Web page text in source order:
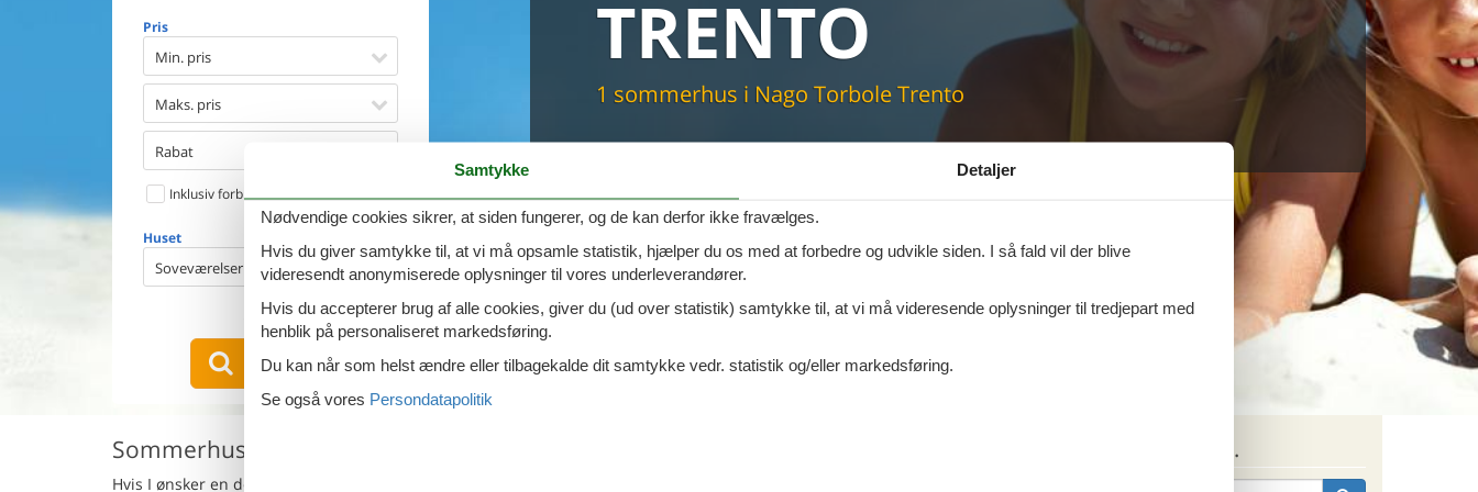
Pris
Min. pris
Maks. pris
Rabat
Inklusiv forbrug
Huset
Soveværelser
emne
VIS HUSE
Gode fiskeforhold
Indhegnet område
Aircondition
Ladestander til elbil
Energivenligt
TRENTO
1 sommerhus i Nago Torbole Trento
Sommerhus med hund i Nago-Torbole gennem Cofman
Hvis I ønsker en dejlig ferie med hund i
Søg efter husnr.
Samtykke Detaljer
Nødvendige cookies sikrer, at siden fungerer, og de kan derfor ikke fravælges.
Hvis du giver samtykke til, at vi må opsamle statistik, hjælper du os med at forbedre og udvikle siden. I så fald vil der blive
videresendt anonymiserede oplysninger til vores underleverandører.
Hvis du accepterer brug af alle cookies, giver du (ud over statistik) samtykke til, at vi må videresende oplysninger til tredjepart med
henblik på personaliseret markedsføring.
Du kan når som helst ændre eller tilbagekalde dit samtykke vedr. statistik og/eller markedsføring.
Se også vores Persondatapolitik